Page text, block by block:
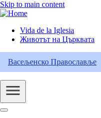
Skip to main content
Header
Category
Menu
Vida de la Iglesia
Животът на Църквата
Васељенско Православље